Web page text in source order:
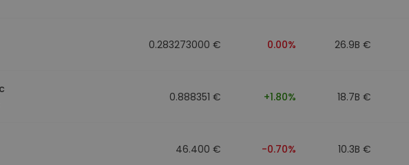
0.283273000 € 0.00% 26.9B €
0.888351 € +1.80% 18.7B €
46.400 € -0.70% 10.3B €